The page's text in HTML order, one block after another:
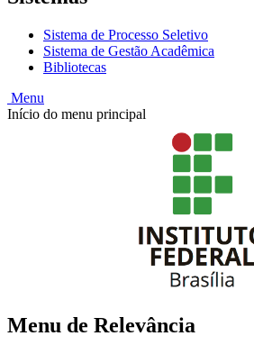
Sistema de Processo Seletivo
Sistema de Gestão Acadêmica
Bibliotecas
Menu
Início do menu principal
Menu de Relevância